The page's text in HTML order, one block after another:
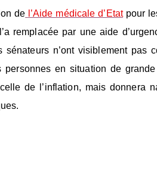
de l’Aide médicale d’Etatpour
remplacée par une aide
n’ont visiblement pas
en situation de
de l’inflation, mais donnera